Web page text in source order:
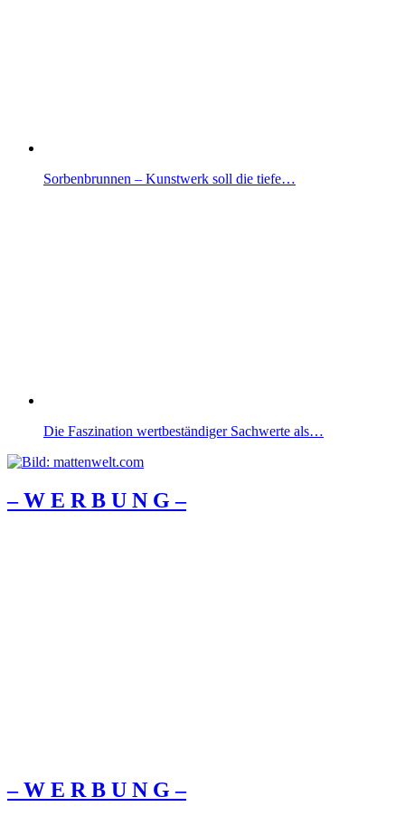
Sorbenbrunnen – Kunstwerk soll die tiefe…
Die Faszination wertbeständiger Sachwerte als…
– W Ε R Β U Ν G –
– W Ε R Β U Ν G –